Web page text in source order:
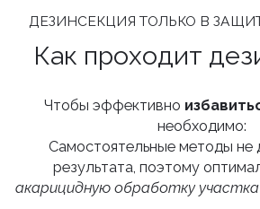
ДЕЗИНСЕКЦИЯ ТОЛЬКО В
Как проходит
Чтобы эффективно
необходимо:
Самостоятельные методы не
результата, поэтому
акарицидную обработку